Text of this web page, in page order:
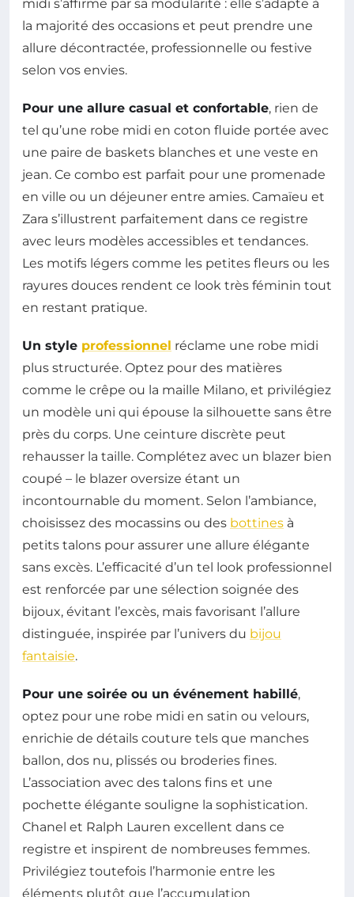
midi s’affirme par sa modularité : elle s’adapte à
la majorité des occasions et peut prendre une
allure décontractée, professionnelle ou festive
selon vos envies.
Pour une allure casual et confortable, rien de
tel qu’une robe midi en coton fluide portée avec
une paire de baskets blanches et une veste en
jean. Ce combo est parfait pour une promenade
en ville ou un déjeuner entre amies. Camaïeu et
Zara s’illustrent parfaitement dans ce registre
avec leurs modèles accessibles et tendances.
Les motifs légers comme les petites fleurs ou les
rayures douces rendent ce look très féminin tout
en restant pratique.
Un style professionnel réclame une robe midi
plus structurée. Optez pour des matières
comme le crêpe ou la maille Milano, et privilégiez
un modèle uni qui épouse la silhouette sans être
près du corps. Une ceinture discrète peut
rehausser la taille. Complétez avec un blazer bien
coupé – le blazer oversize étant un
incontournable du moment. Selon l’ambiance,
choisissez des mocassins ou des bottines à
petits talons pour assurer une allure élégante
sans excès. L’efficacité d’un tel look professionnel
est renforcée par une sélection soignée des
bijoux, évitant l’excès, mais favorisant l’allure
distinguée, inspirée par l’univers du bijou
fantaisie.
Pour une soirée ou un événement habillé,
optez pour une robe midi en satin ou velours,
enrichie de détails couture tels que manches
ballon, dos nu, plissés ou broderies fines.
L’association avec des talons fins et une
pochette élégante souligne la sophistication.
Chanel et Ralph Lauren excellent dans ce
registre et inspirent de nombreuses femmes.
Privilégiez toutefois l’harmonie entre les
éléments plutôt que l’accumulation